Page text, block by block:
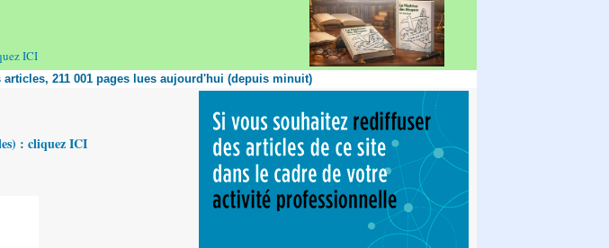
ICI
211 001 pages lues aujourd'hui (depuis minuit)
: cliquez ICI